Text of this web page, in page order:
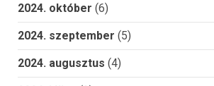
2024. október (6)
2024. szeptember (5)
2024. augusztus (4)